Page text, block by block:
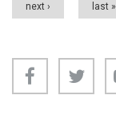
next › last »